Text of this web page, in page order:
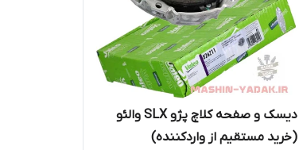
دیسک و صفحه کلاچ پژو SLX والئو
(خرید مستقیم از واردکننده)